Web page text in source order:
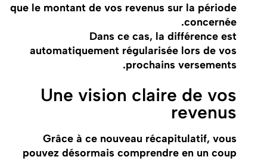
que le montant de vos revenus sur la période
concernée.
Dans ce cas, la différence est
automatiquement régularisée lors de vos
prochains versements.
Une vision claire de vos
revenus
Grâce à ce nouveau récapitulatif, vous
pouvez désormais comprendre en un coup